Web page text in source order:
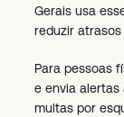
Gerais usa
reduzir
Para pessoas
e envia alertas
multas por